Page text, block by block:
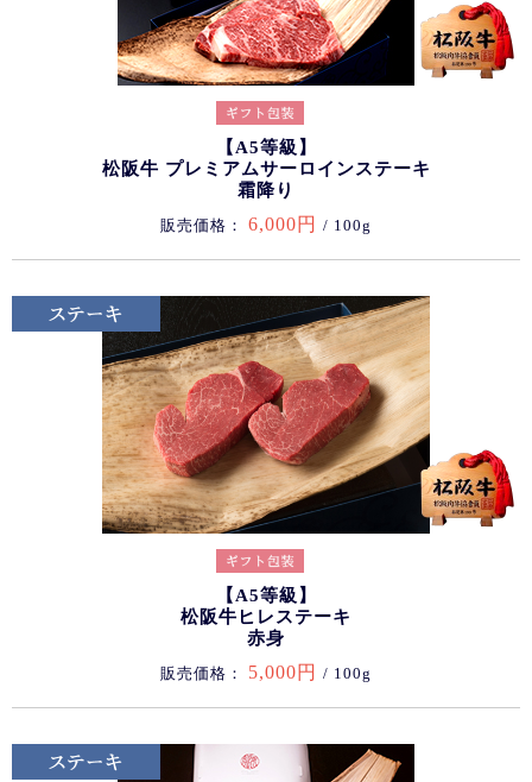
【A5等級】
松阪牛 プレミアムサーロインステーキ
霜降り
販売価格： 6,000円 / 100g
【A5等級】
松阪牛ヒレステーキ
赤身
販売価格： 5,000円 / 100g